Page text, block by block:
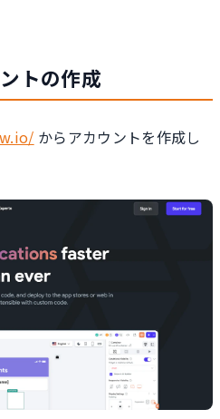
トの作成
からアカウントを作成し